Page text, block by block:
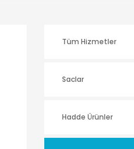
Tüm Hizmetler
Saclar
Hadde Ürünler